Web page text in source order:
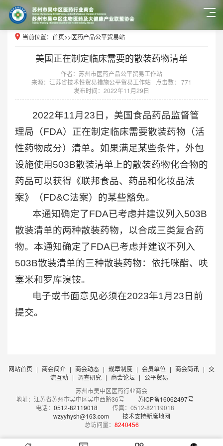
当前位置： 首页>>医药产品公平贸易站
美国正在制定临床需要的散装药物清单
作者：苏州市医药产品公平贸易工作站
来源：江苏省技术性贸易措施公平贸易工作站
点击数： 771
发布时间：2022年11月29日
2022年11月23日，美国食品药品监督管
理局（FDA）正在制定临床需要散装药物（活
性药物成分）清单。如果满足某些条件，外包
设施使用503B散装清单上的散装药物化合物的
药品可以获得《联邦食品、药品和化妆品法
案》（FD&C法案）的某些豁免。
本通知确定了FDA已考虑并建议列入503B
散装清单的两种散装药物，以合成三类复合药
物。本通知确定了FDA已考虑并建议不列入
503B散装清单的三种散装药物：依托咪酯、呋
塞米和罗库溴铵。
电子或书面意见必须在2023年1月23日前
提交。
网站首页 | 商会简介 | 商会动态 | 规章制度 | 会员单位 | 商会简讯 | 交
流互动 | 调查研究 | 商会论坛 | 公平贸易
苏州市吴中区医药行业商会
地址：江苏省苏州市吴中区吴中西路36号
苏ICP备16062497号
电话： 0512-82119018 传真：0512-82119018
wzyyhysh@163.com
技术支持新席地网
总访问量： 8240456